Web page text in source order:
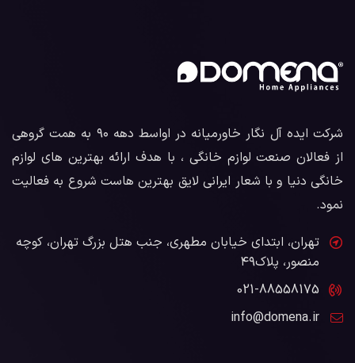
شرکت ایده آل نگار خاورمیانه در اواسط دهه ۹۰ به همت گروهی
از فعالان صنعت لوازم خانگی ، با هدف ارائه بهترین های لوازم
خانگی دنیا و با شعار ایرانی لایق بهترین هاست شروع به فعالیت
نمود.
تهران، ابتدای خیابان مطهری، جنب هتل بزرگ تهران، کوچه
منصور، پلاک۴۹
021-88558175
info@domena.ir